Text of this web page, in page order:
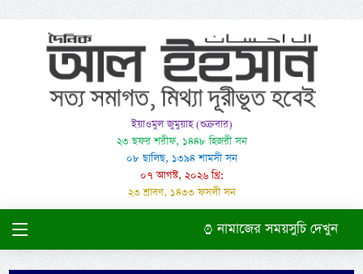
ইয়াওমুল জুমুয়াহ (শুক্রবার)
২৩ ছফর শরীফ, ১৪৪৮ হিজরী সন
০৮ ছালিছ, ১৩৯৪ শামসী সন
০৭ আগস্ট, ২০২৬ খ্রি:
২৩ শ্রাবণ, ১৪৩৩ ফসলী সন
নামাজের সময়সুচি দেখুন